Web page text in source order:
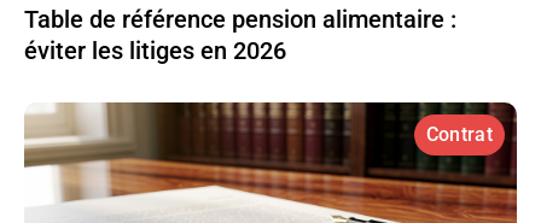
Table de référence pension alimentaire :
éviter les litiges en 2026
Contrat